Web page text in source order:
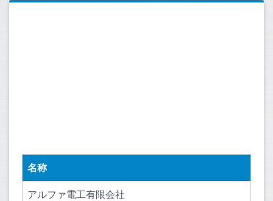
名称
アルファ電工有限会社